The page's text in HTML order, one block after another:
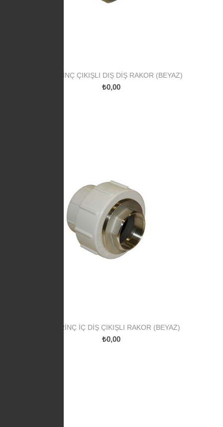
PP PIRINÇ ÇIKIŞLI DIŞ DIŞ RAKOR (BEYAZ)
₺0,00
PP PIRINÇ İÇ DIŞ ÇIKIŞLI RAKOR (BEYAZ)
₺0,00